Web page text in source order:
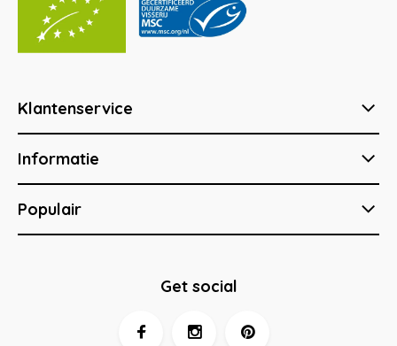
Klantenservice
Informatie
Populair
Get social